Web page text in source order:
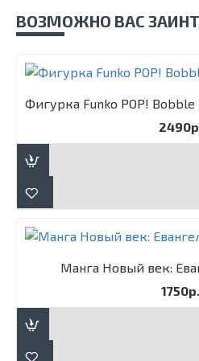
ВОЗМОЖНО ВАС
Манга Новый век:
1750р.